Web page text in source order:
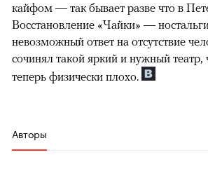
кайфом — так бывает разве что в
Восстановление «Чайки» —
невозможный ответ на отсутствие
сочинял такой яркий и нужный театр,
теперь физически плохо.
Авторы